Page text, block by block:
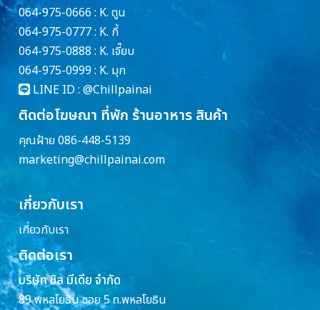
064-975-0666 : K. ตูน
064-975-0777 : K. กี้
064-975-0888 : K. เจี๊ยบ
064-975-0999 : K. มุก
LINE ID : @Chillpainai
ติดต่อโฆษณา ที่พัก ร้านอาหาร สินค้า
คุณฝ้าย 086-448-5139
marketing@chillpainai.com
เกี่ยวกับเรา
เกี่ยวกับเรา
ติดต่อเรา
บริษัท ชิล มีเดีย จำกัด
89 พหลโยธิน ซอย 5 ถ.พหลโยธิน